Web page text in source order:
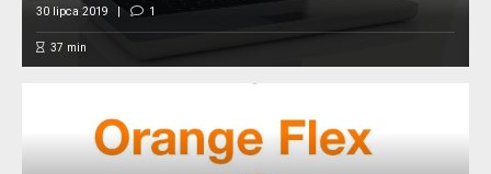
30 lipca 2019 1
37 min